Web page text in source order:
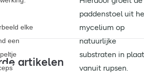
elke
een
paddenstoel uit
mycelium op
natuurlijke
substraten in
vanuit rupsen.
artikelen